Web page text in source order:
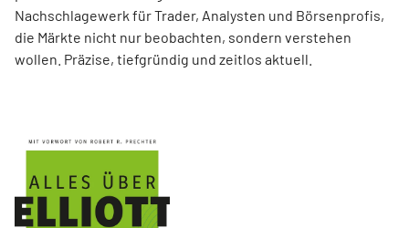
Nachschlagewerk für Trader, Analysten und Börsenprofis,
die Märkte nicht nur beobachten, sondern verstehen
wollen. Präzise, tiefgründig und zeitlos aktuell.